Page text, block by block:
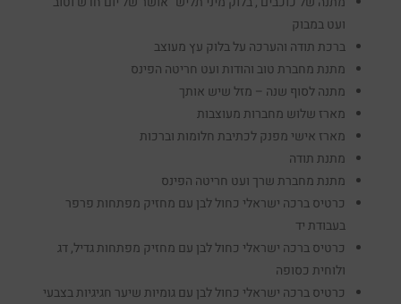
ועט במבוק
ברכת תודה והערכה על בלוק עץ מעוצב
מתנת מחברת טוב והודות ועט חריטה הפינס
מתנה לסוף שנה – מזל שיש אותך
מארז שלוש מחברות מעוצבות
מארז אישי מפנק לכתיבת חלומות וברכות
מתנת תודה
מתנת מחברת שרך ועט חריטה הפינס
כרטיס ברכה ישראלי כחול לבן עם מחזיק מפתחות פרפר
בעבודת יד
כרטיס ברכה ישראלי כחול לבן עם מחזיק מפתחות גדיל, דג
ולוחית כסופה
כרטיס ברכה ישראלי כחול לבן עם גומיות שיער חגיגיות בצבעי